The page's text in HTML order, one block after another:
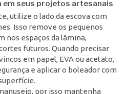
seus projetos artesanais
utilize o lado da escova com
Isso remove os pequenos
nos espaços da lâmina,
futuros. Quando precisar
em papel, EVA ou acetato,
e aplicar o boleador com
por isso mantenha